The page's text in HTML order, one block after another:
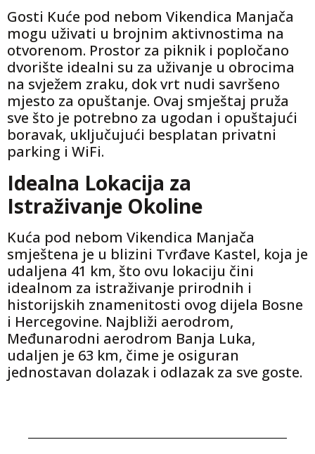
Gosti Kuće pod nebom Vikendica Manjača
mogu uživati u brojnim aktivnostima na
otvorenom. Prostor za piknik i popločano
dvorište idealni su za uživanje u obrocima
na svježem zraku, dok vrt nudi savršeno
mjesto za opuštanje. Ovaj smještaj pruža
sve što je potrebno za ugodan i opuštajući
boravak, uključujući besplatan privatni
parking i WiFi.
Idealna Lokacija za
Istraživanje Okoline
Kuća pod nebom Vikendica Manjača
smještena je u blizini Tvrđave Kastel, koja je
udaljena 41 km, što ovu lokaciju čini
idealnom za istraživanje prirodnih i
historijskih znamenitosti ovog dijela Bosne
i Hercegovine. Najbliži aerodrom,
Međunarodni aerodrom Banja Luka,
udaljen je 63 km, čime je osiguran
jednostavan dolazak i odlazak za sve goste.